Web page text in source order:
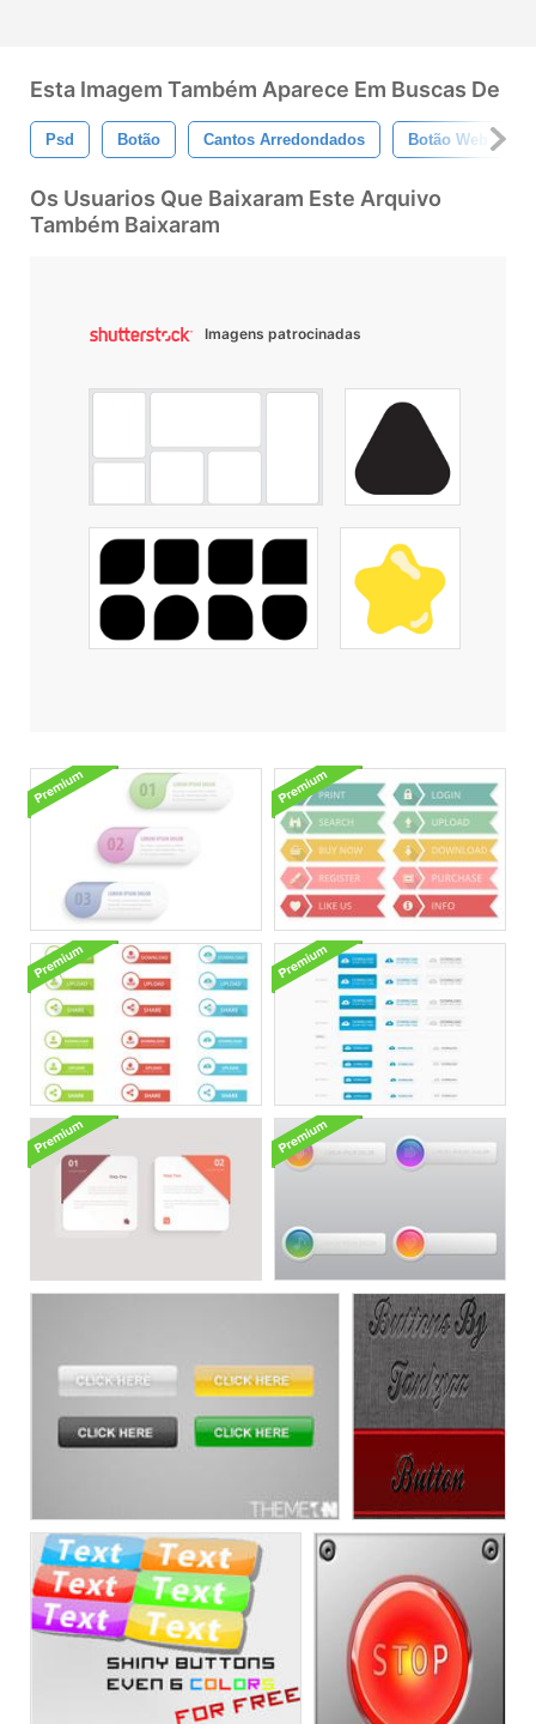
Esta Imagem Também Aparece Em Buscas De
Psd Botão Cantos Arredondados Botão Web
Os Usuarios Que Baixaram Este Arquivo
Também Baixaram
Imagens patrocinadas